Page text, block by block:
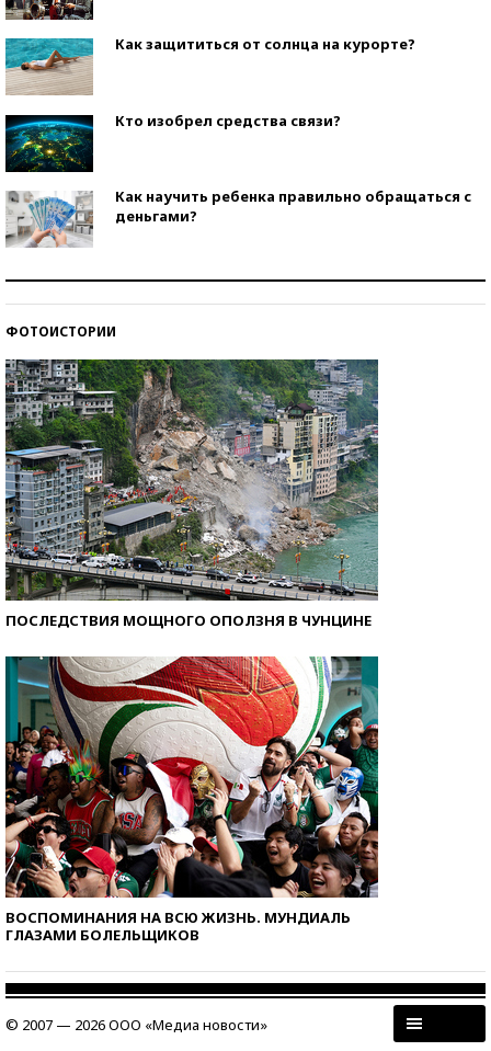
Как защититься от солнца на курорте?
Кто изобрел средства связи?
Как научить ребенка правильно обращаться с
деньгами?
ФОТОИСТОРИИ
ПОСЛЕДСТВИЯ МОЩНОГО ОПОЛЗНЯ В ЧУНЦИНЕ
ВОСПОМИНАНИЯ НА ВСЮ ЖИЗНЬ. МУНДИАЛЬ
ГЛАЗАМИ БОЛЕЛЬЩИКОВ
© 2007 — 2026 ООО «Медиа новости»